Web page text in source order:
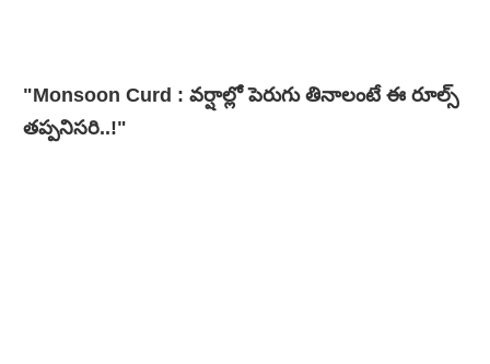
"Monsoon Curd : వర్షాల్లో పెరుగు తినాలంటే ఈ రూల్స్
తప్పనిసరి..!"